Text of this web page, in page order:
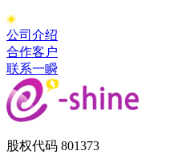
公司介绍
合作客户
联系一瞬
股权代码 801373